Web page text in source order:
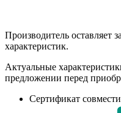
Производитель оставляет
характеристик.
Актуальные
предложении перед
Сертификат